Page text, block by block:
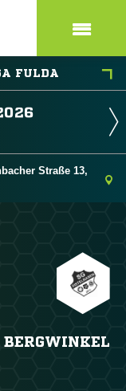
FULDA
Straße 13,
BERGWINKEL